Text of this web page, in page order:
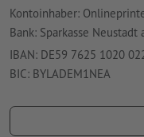
Kontoinhaber:
Bank: Sparkasse Neustadt
IBAN: DE59 7625 1020
BIC: BYLADEM1NEA